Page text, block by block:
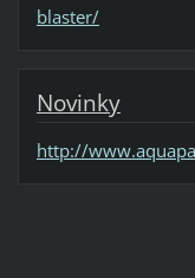
blaster/
Novinky
http://